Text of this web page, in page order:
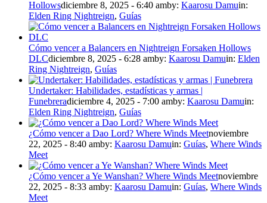
Hollowsdiciembre 8, 2025 - 6:40 amby: Kaarosu Damuin:
Elden Ring Nightreign, Guías
Cómo vencer a Balancers en Nightreign Forsaken Hollows
DLCdiciembre 8, 2025 - 6:28 amby: Kaarosu Damuin: Elden
Ring Nightreign, Guías
Undertaker: Habilidades, estadísticas y armas |
Funebreradiciembre 4, 2025 - 7:00 amby: Kaarosu Damuin:
Elden Ring Nightreign, Guías
¿Cómo vencer a Dao Lord? Where Winds Meetnoviembre
22, 2025 - 8:40 amby: Kaarosu Damuin: Guías, Where Winds
Meet
¿Cómo vencer a Ye Wanshan? Where Winds Meetnoviembre
22, 2025 - 8:33 amby: Kaarosu Damuin: Guías, Where Winds
Meet